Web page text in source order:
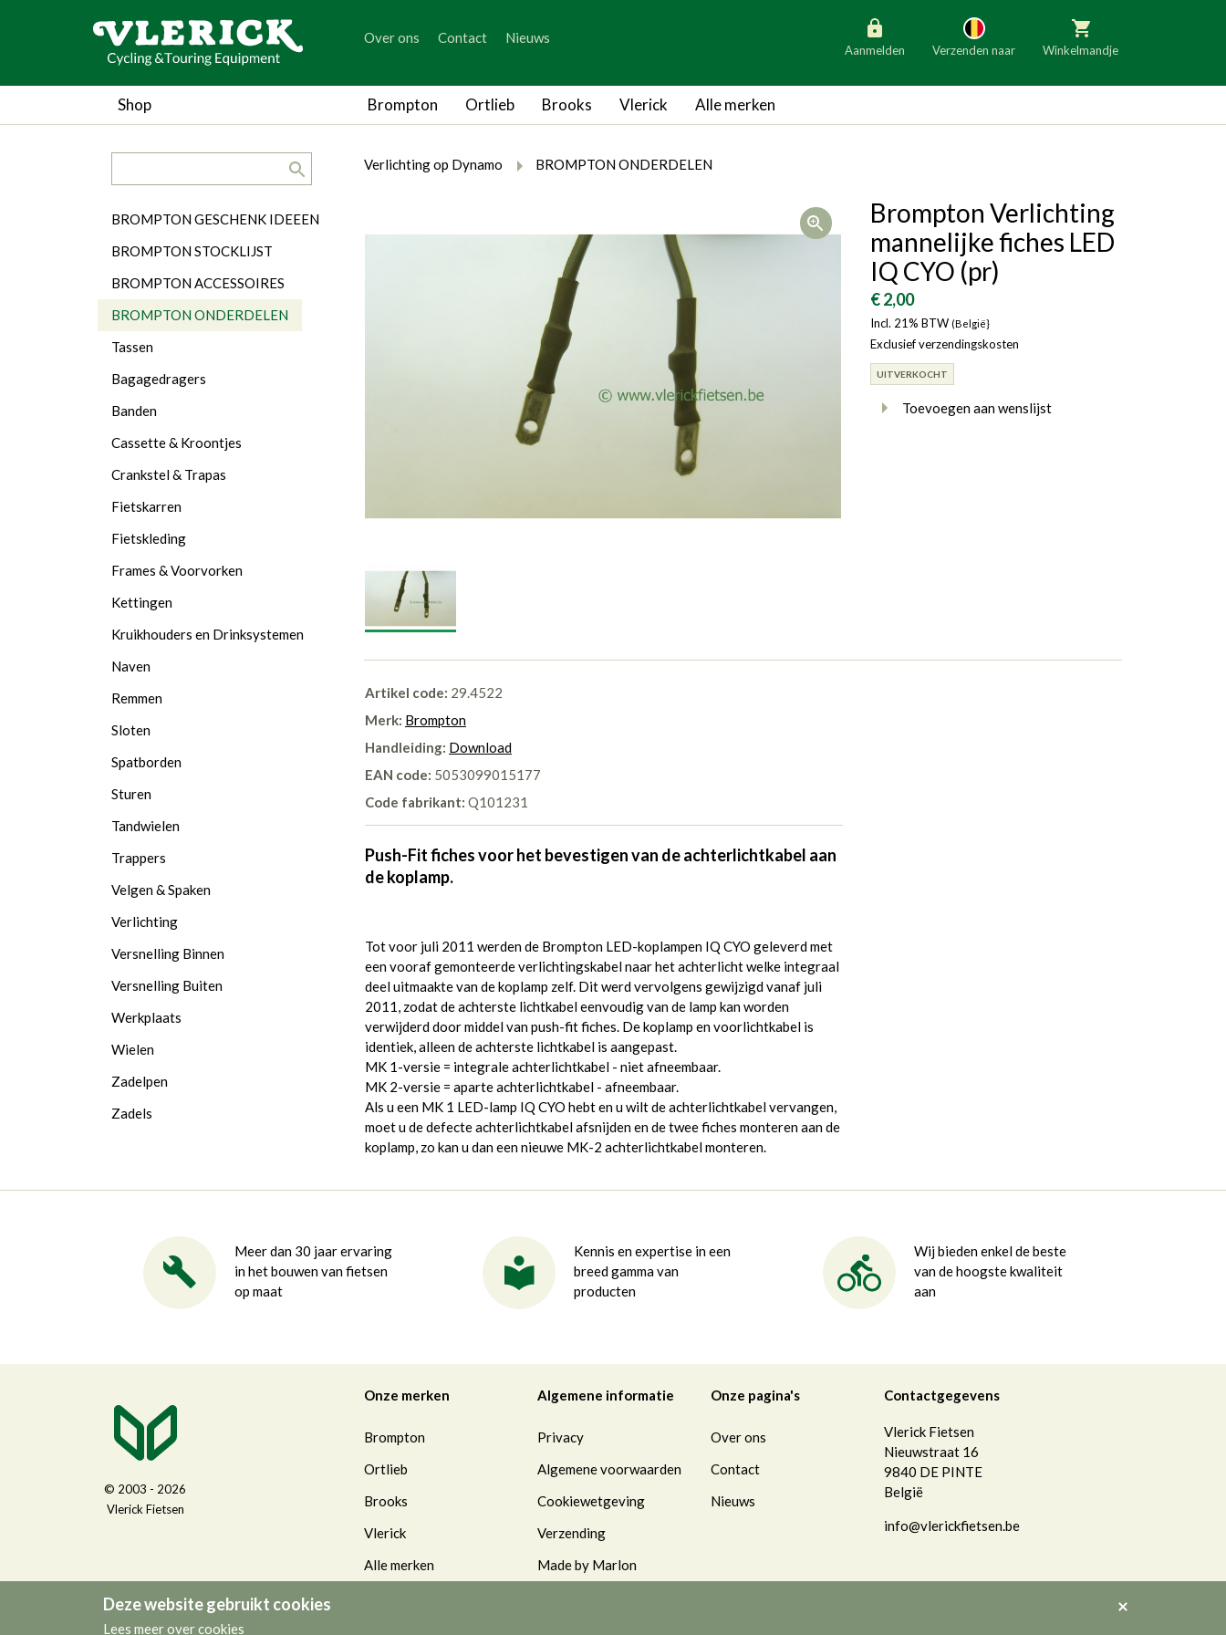
Deze website gebruikt cookies
Lees meer over cookies
Aanmelden Verzenden naar
Slovenië Italië
Denemarken
Bulgarije
Winkelmandje
generic_skip_language
Over ons Contact Nieuws
Shop Brompton Ortlieb Brooks Vlerick Alle merken
breadcrumb.here
breadcrumb.from
Verlichting op Dynamo breadcrumb.to
BROMPTON ONDERDELEN
Open
Brompton Verlichting
mannelijke fiches LED
IQ CYO (pr)
€ 2,00
Incl. 21% BTW (België}
Exclusief verzendingskosten
UITVERKOCHT
Toevoegen aan wenslijst
Artikel code: 29.4522
Merk: Brompton
Handleiding: Download
EAN code: 5053099015177
Code fabrikant: Q101231
Push-Fit fiches voor het bevestigen van de achterlichtkabel aan
de koplamp.
Tot voor juli 2011 werden de Brompton LED-koplampen IQ CYO geleverd met
een vooraf gemonteerde verlichtingskabel naar het achterlicht welke integraal
deel uitmaakte van de koplamp zelf. Dit werd vervolgens gewijzigd vanaf juli
2011, zodat de achterste lichtkabel eenvoudig van de lamp kan worden
verwijderd door middel van push-fit fiches. De koplamp en voorlichtkabel is
identiek, alleen de achterste lichtkabel is aangepast.
MK 1-versie = integrale achterlichtkabel - niet afneembaar.
MK 2-versie = aparte achterlichtkabel - afneembaar.
Als u een MK 1 LED-lamp IQ CYO hebt en u wilt de achterlichtkabel vervangen,
moet u de defecte achterlichtkabel afsnijden en de twee fiches monteren aan de
koplamp, zo kan u dan een nieuwe MK-2 achterlichtkabel monteren.
Categorieën
BROMPTON GESCHENK IDEEEN
BROMPTON STOCKLIJST
BROMPTON ACCESSOIRES
BROMPTON ONDERDELEN
Tassen
Bagagedragers
Banden
Cassette & Kroontjes
Crankstel & Trapas
Fietskarren
Fietskleding
Frames & Voorvorken
Kettingen
Kruikhouders en Drinksystemen
Naven
Remmen
Sloten
Spatborden
Sturen
Tandwielen
Trappers
Velgen & Spaken
Verlichting
Versnelling Binnen
Versnelling Buiten
Werkplaats
Wielen
Zadelpen
Zadels
Meer dan 30 jaar ervaring
in het bouwen van fietsen
op maat
Kennis en expertise in een
breed gamma van
producten
Wij bieden enkel de beste
van de hoogste kwaliteit
aan
© 2003 - 2026
Vlerick Fietsen
Onze merken
Brompton
Ortlieb
Brooks
Vlerick
Alle merken
Algemene informatie
Privacy
Algemene voorwaarden
Cookiewetgeving
Verzending
Made by Marlon
Onze pagina's
Over ons
Contact
Nieuws
Contactgegevens
Vlerick Fietsen
Nieuwstraat 16
9840 DE PINTE
België
info@vlerickfietsen.be